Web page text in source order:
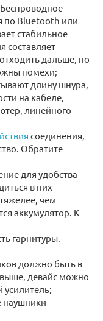
по Bluetooth или
стабильное
составляет
дальше, но
помехи;
длину шнура,
на кабеле,
линейного
соединения,
Обратите
для удобства
в них
чем
аккумулятор. К
гарнитуры.
должно быть в
девайс можно
усилитель;
наушники